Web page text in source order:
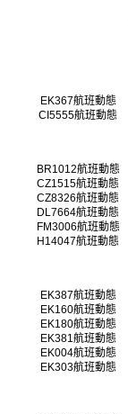
EK367航班動態
CI5555航班動態
BR1012航班動態
CZ1515航班動態
CZ8326航班動態
DL7664航班動態
FM3006航班動態
H14047航班動態
EK387航班動態
EK160航班動態
EK180航班動態
EK381航班動態
EK004航班動態
EK303航班動態